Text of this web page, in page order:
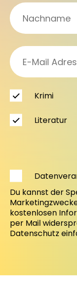
Krimi
Literatur
Du kannst der
kostenlosen
per Mail
Datenschutz